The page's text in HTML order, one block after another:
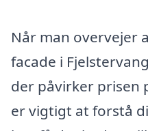
Når man overvejer
facade i
der påvirker prisen
er vigtigt at forstå